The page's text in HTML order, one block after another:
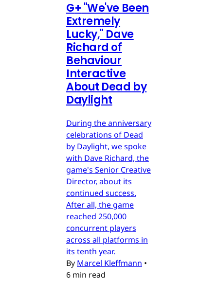
G+ "We've Been
Extremely
Lucky," Dave
Richard of
Behaviour
Interactive
About Dead by
Daylight
During the anniversary
celebrations of Dead
by Daylight, we spoke
with Dave Richard, the
game's Senior Creative
Director, about its
continued success.
After all, the game
reached 250,000
concurrent players
across all platforms in
its tenth year.
By Marcel Kleffmann •
6 min read